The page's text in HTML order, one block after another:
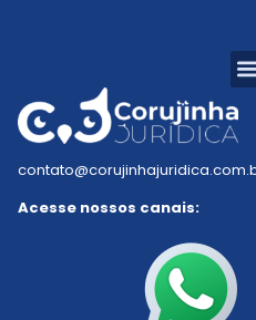
Acesse nossos canais: